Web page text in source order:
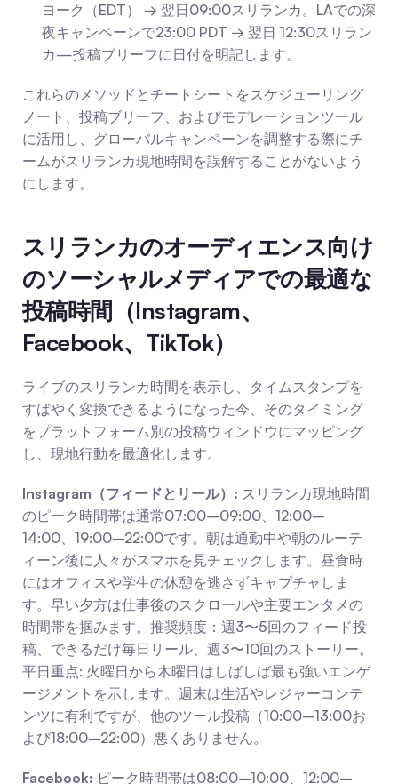
ヨーク（EDT） → 翌日09:00スリランカ。LAでの深
夜キャンペーンで23:00 PDT → 翌日 12:30スリラン
カ—投稿ブリーフに日付を明記します。
これらのメソッドとチートシートをスケジューリング
ノート、投稿ブリーフ、およびモデレーションツール
に活用し、グローバルキャンペーンを調整する際にチ
ームがスリランカ現地時間を誤解することがないよう
にします。
スリランカのオーディエンス向け
のソーシャルメディアでの最適な
投稿時間（Instagram、
Facebook、TikTok）
ライブのスリランカ時間を表示し、タイムスタンプを
すばやく変換できるようになった今、そのタイミング
をプラットフォーム別の投稿ウィンドウにマッピング
し、現地行動を最適化します。
Instagram（フィードとリール）: スリランカ現地時間
のピーク時間帯は通常07:00–09:00、12:00–
14:00、19:00–22:00です。朝は通勤中や朝のルーテ
ィーン後に人々がスマホを見チェックします。昼食時
にはオフィスや学生の休憩を逃さずキャプチャしま
す。早い夕方は仕事後のスクロールや主要エンタメの
時間帯を掴みます。推奨頻度：週3〜5回のフィード投
稿、できるだけ毎日リール、週3〜10回のストーリー。
平日重点: 火曜日から木曜日はしばしば最も強いエンゲ
ージメントを示します。週末は生活やレジャーコンテ
ンツに有利ですが、他のツール投稿（10:00–13:00お
よび18:00–22:00）悪くありません。
Facebook: ピーク時間帯は08:00–10:00、12:00–